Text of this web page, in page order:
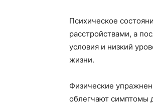
Психическое
расстройствами, а
условия и низкий
жизни.
Физические
облегчают симптомы